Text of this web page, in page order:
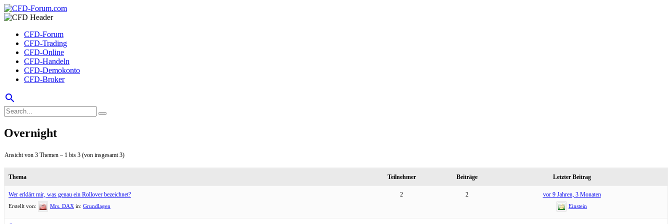
CFD-Forum
CFD-Trading
CFD-Online
CFD-Handeln
CFD-Demokonto
CFD-Broker
search
Overnight
Ansicht von 3 Themen – 1 bis 3 (von insgesamt 3)
Thema Teilnehmer Beiträge Letzter Beitrag
Wer erklärt mir, was genau ein Rollover bezeichnet?
Erstellt von: Mrs. DAX in: Grundlagen
2 2 vor 9 Jahren, 3 Monaten
Einstein